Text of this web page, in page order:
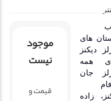
های
جان
زاده
موجود
نیست
قیمت و